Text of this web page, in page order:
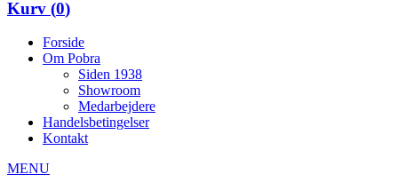
Kurv (0)
Forside
Om Pobra
Siden 1938
Showroom
Medarbejdere
Handelsbetingelser
Kontakt
MENU